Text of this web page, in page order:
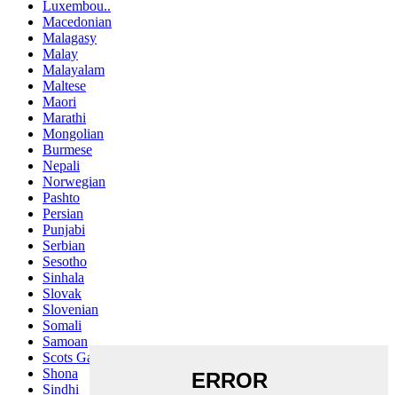
Luxembou..
Macedonian
Malagasy
Malay
Malayalam
Maltese
Maori
Marathi
Mongolian
Burmese
Nepali
Norwegian
Pashto
Persian
Punjabi
Serbian
Sesotho
Sinhala
Slovak
Slovenian
Somali
Samoan
Scots Gaelic
Shona
Sindhi